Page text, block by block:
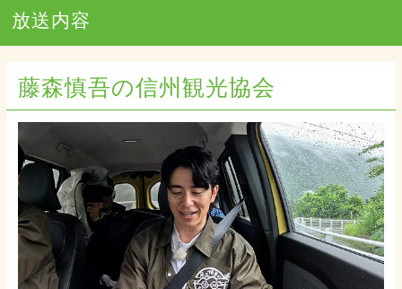
放送内容
藤森慎吾の信州観光協会